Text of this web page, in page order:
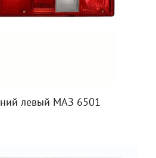
левый МАЗ 6501